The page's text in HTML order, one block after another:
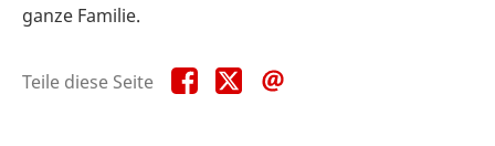
ganze Familie.
Teile diese Seite Teile
diese
Teile
diese